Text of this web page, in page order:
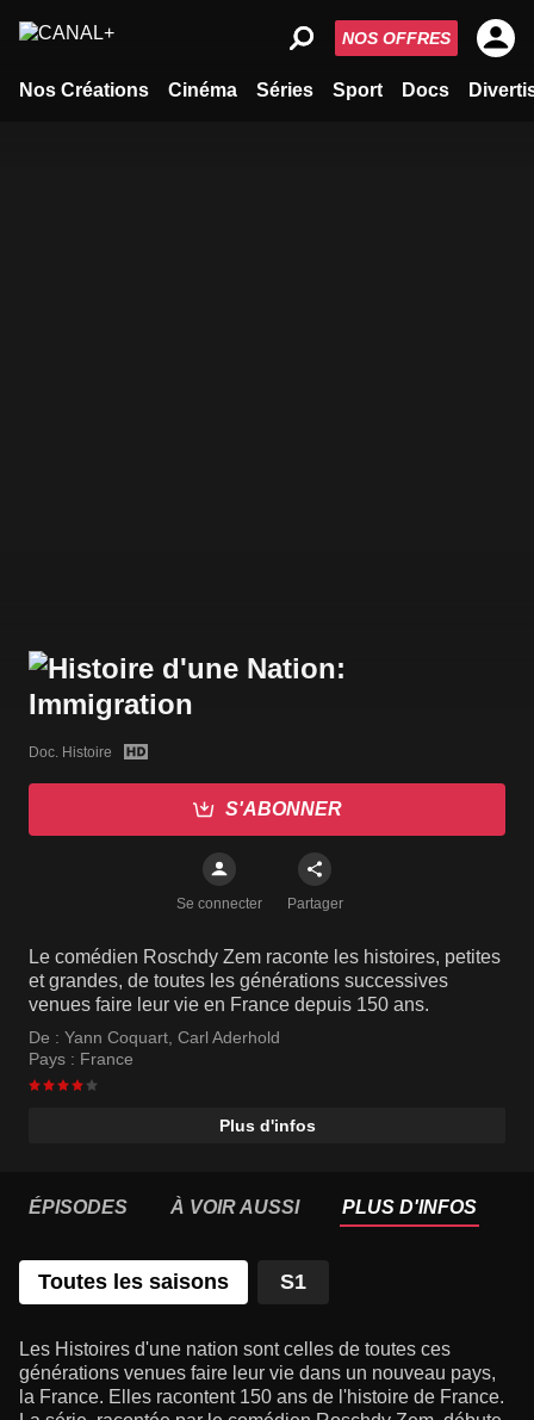
Nos Créations Cinéma Séries Sport Docs
NOS OFFRES
Doc. Histoire
S'ABONNER
Se connecter Partager
Le comédien Roschdy Zem raconte les histoires, petites
et grandes, de toutes les générations successives
venues faire leur vie en France depuis 150 ans.
De : Yann Coquart, Carl Aderhold
Pays : France
Plus d'infos
ÉPISODES À VOIR AUSSI PLUS D'INFOS
Toutes les saisons S1
Les Histoires d'une nation sont celles de toutes ces
générations venues faire leur vie dans un nouveau pays,
la France. Elles racontent 150 ans de l'histoire de France.